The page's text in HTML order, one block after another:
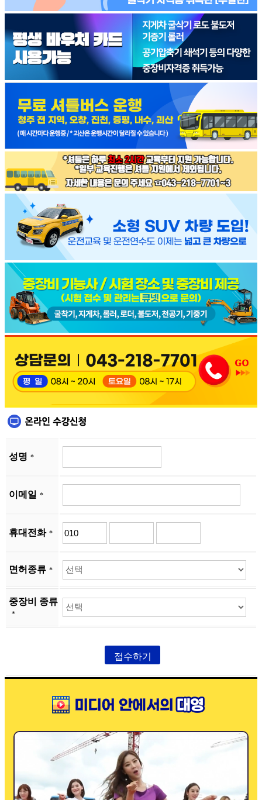
성명 *
이메일 *
휴대전화 *
면허종류 *
중장비 종류
*
접수하기